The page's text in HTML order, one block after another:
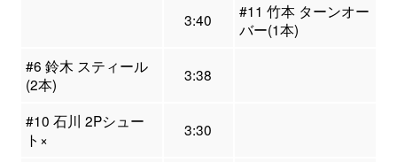
3:40
#11 竹本 ターンオー
バー(1本)
#6 鈴木 スティール
(2本)
3:38
#10 石川 2Pシュー
ト×
3:30